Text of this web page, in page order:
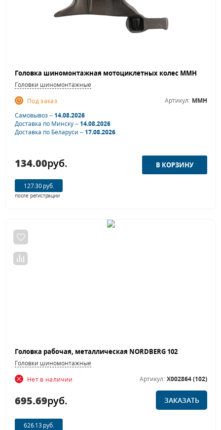
Головка шиномонтажная мотоциклетных колес MMH
Головки шиномонтажные
Под заказ
Артикул: MMH
Самовывоз –14.08.2026
Доставка по Минску –14.08.2026
Доставка по Беларуси –17.08.2026
134.00руб.
127.30 руб.
после регистрации
Головка рабочая, металлическая NORDBERG 102
Головки шиномонтажные
Нет в наличии
Артикул: X002864 (102)
695.69руб. ЗАКАЗАТЬ
626.13 руб.